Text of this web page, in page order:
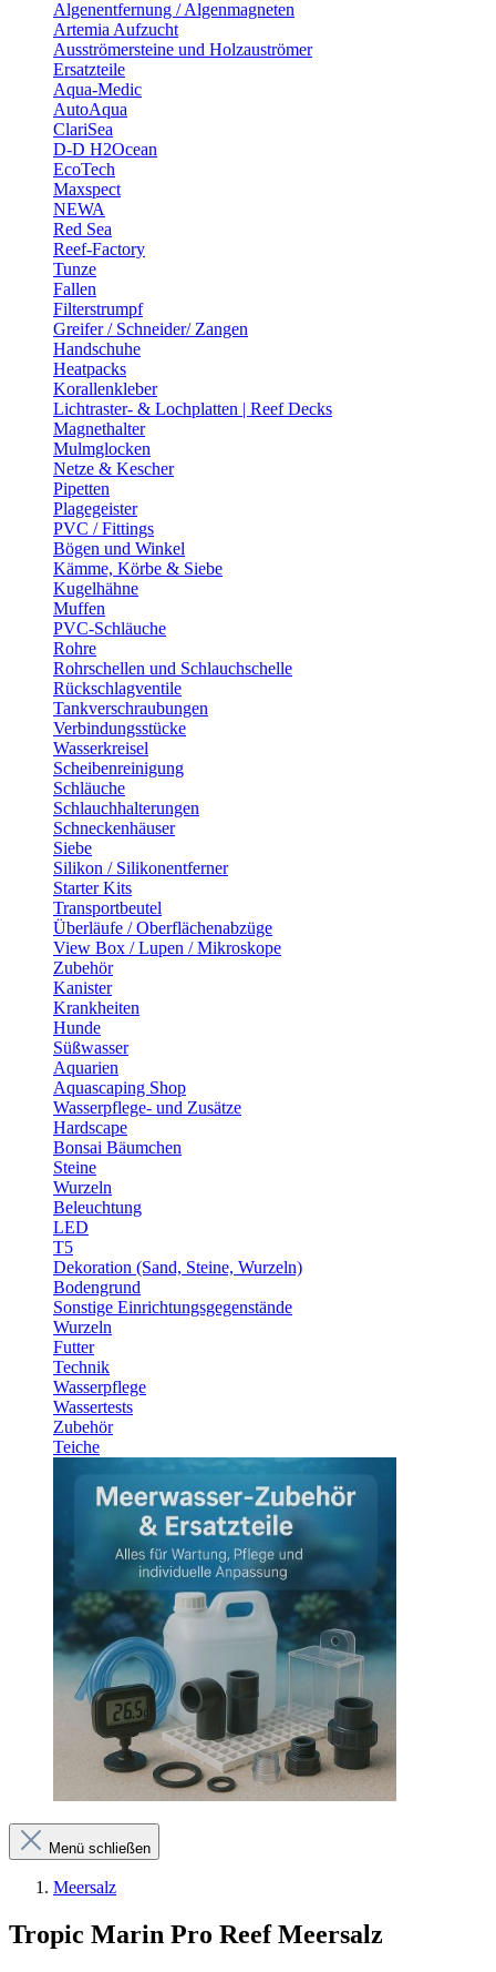
Algenentfernung / Algenmagneten
Artemia Aufzucht
Ausströmersteine und Holzauströmer
Ersatzteile
Aqua-Medic
AutoAqua
ClariSea
D-D H2Ocean
EcoTech
Maxspect
NEWA
Red Sea
Reef-Factory
Tunze
Fallen
Filterstrumpf
Greifer / Schneider/ Zangen
Handschuhe
Heatpacks
Korallenkleber
Lichtraster- & Lochplatten | Reef Decks
Magnethalter
Mulmglocken
Netze & Kescher
Pipetten
Plagegeister
PVC / Fittings
Bögen und Winkel
Kämme, Körbe & Siebe
Kugelhähne
Muffen
PVC-Schläuche
Rohre
Rohrschellen und Schlauchschelle
Rückschlagventile
Tankverschraubungen
Verbindungsstücke
Wasserkreisel
Scheibenreinigung
Schläuche
Schlauchhalterungen
Schneckenhäuser
Siebe
Silikon / Silikonentferner
Starter Kits
Transportbeutel
Überläufe / Oberflächenabzüge
View Box / Lupen / Mikroskope
Zubehör
Kanister
Krankheiten
Hunde
Süßwasser
Aquarien
Aquascaping Shop
Wasserpflege- und Zusätze
Hardscape
Bonsai Bäumchen
Steine
Wurzeln
Beleuchtung
LED
T5
Dekoration (Sand, Steine, Wurzeln)
Bodengrund
Sonstige Einrichtungsgegenstände
Wurzeln
Futter
Technik
Wasserpflege
Wassertests
Zubehör
Teiche
Menü schließen
Meersalz
Tropic Marin Pro Reef Meersalz